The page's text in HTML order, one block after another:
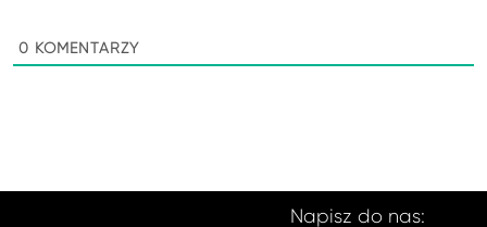
0 KOMENTARZY
Napisz do nas: